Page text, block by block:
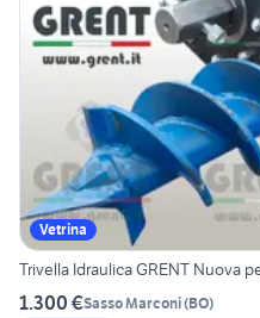
Vetrina
Trivella Idraulica GRENT Nuova
1.300 €Sasso Marconi(BO)